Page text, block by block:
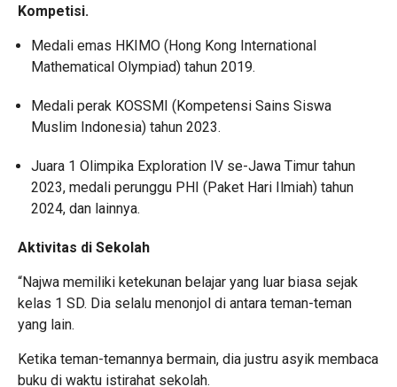
Kompetisi.
Medali emas HKIMO (Hong Kong International
Mathematical Olympiad) tahun 2019.
Medali perak KOSSMI (Kompetensi Sains Siswa
Muslim Indonesia) tahun 2023.
Juara 1 Olimpika Exploration IV se-Jawa Timur tahun
2023, medali perunggu PHI (Paket Hari Ilmiah) tahun
2024, dan lainnya.
Aktivitas di Sekolah
“Najwa memiliki ketekunan belajar yang luar biasa sejak
kelas 1 SD. Dia selalu menonjol di antara teman-teman
yang lain.
Ketika teman-temannya bermain, dia justru asyik membaca
buku di waktu istirahat sekolah.